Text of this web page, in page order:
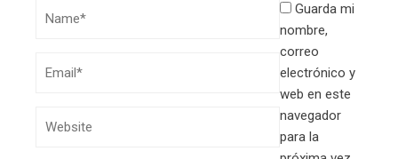
Guarda mi
nombre,
correo
electrónico y
web en este
navegador
para la